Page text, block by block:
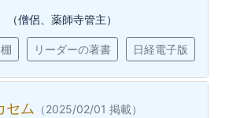
僧侶、薬師寺管主）
リーダーの著書 日経電子版
セム （2025/02/01 掲載）